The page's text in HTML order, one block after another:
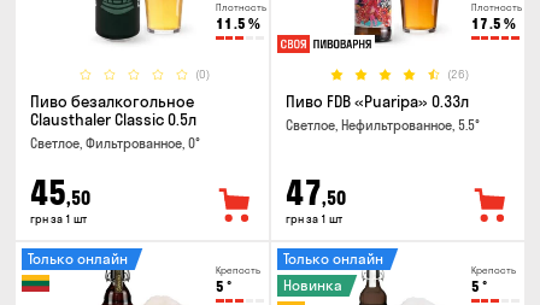
Плотность
11.5 %
(0)
Пиво безалкогольное
Clausthaler Classic 0.5л
Светлое, Фильтрованное, 0°
45,50
грн за 1 шт
Плотность
17.5 %
(26)
Пиво FDB «Puaripa» 0.33л
Светлое, Нефильтрованное, 5.5°
47,50
грн за 1 шт
Крепость
5 °
Только онлайн
Крепость
5 °
Только онлайн
Новинка